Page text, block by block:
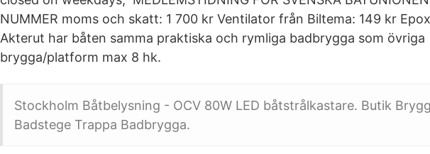
NUMMER moms och skatt: 1 700 kr Ventilator från Biltema: 149 kr
Akterut har båten samma praktiska och rymliga badbrygga som övriga
brygga/platform max 8 hk.
Stockholm Båtbelysning - OCV 80W LED båtstrålkastare. Butik
Badstege Trappa Badbrygga.